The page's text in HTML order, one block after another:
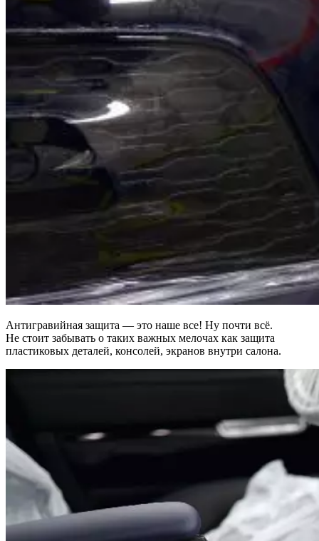
Антигравийная защита — это наше все! Ну почти всё.
Не стоит забывать о таких важных мелочах как защита
пластиковых деталей, консолей, экранов внутри салона.